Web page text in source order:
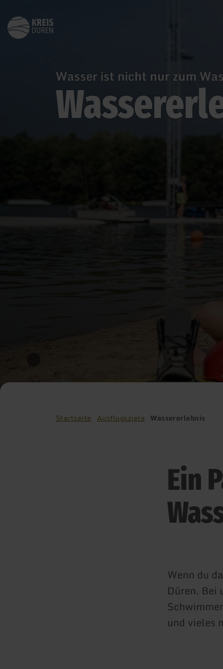
Zurück
zur
Startseite
Wasser ist nicht nur zum
Startseite Ausflugsziele Wassererlebnis
Ein
Wenn du
Düren. Bei
und vieles